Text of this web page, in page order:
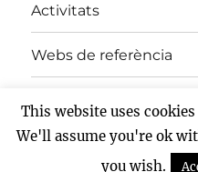
Activitats
Webs de referència
Gràcies al WordPress
This website uses
We'll assume you're ok
you wish.